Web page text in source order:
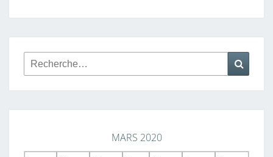
Rechercher :
MARS 2020